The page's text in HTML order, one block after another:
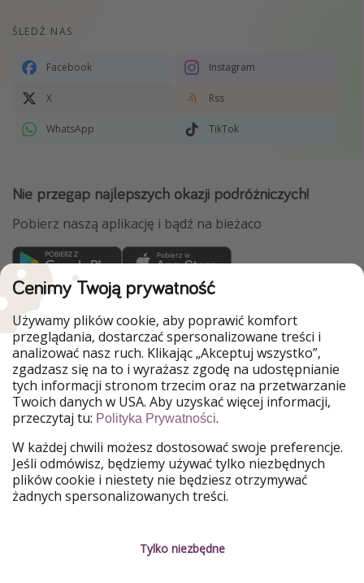
ŚLEDŹ NAS
Facebook Instagram
X Rss
WhatsApp TikTok
Nie przegap najlepszych okazji podróżniczych!
Pobierz naszą aplikację i bądź na bieżaco
WakacyjniPiraci są częścią Grupy HolidayPirates
Nasze rynki
PiratinViaggio
HolidayPirates
VakantiePiraten
VoyagesPirates
Ferienpiraten
Urlaubspiraten
Urlaubspiraten
ViajerosPiratas
TravelPirates
Nasza grupa
HolidayPirates Group
Poznaj nas! Informacje prawne
Cenimy Twoją prywatność
Używamy plików cookie, aby poprawić komfort
przeglądania, dostarczać spersonalizowane treści i
analizować nasz ruch. Klikając „Akceptuj wszystko”,
zgadzasz się na to i wyrażasz zgodę na udostępnianie
tych informacji stronom trzecim oraz na przetwarzanie
Twoich danych w USA. Aby uzyskać więcej informacji,
przeczytaj tu: Polityka Prywatności.
W każdej chwili możesz dostosować swoje preferencje.
Jeśli odmówisz, będziemy używać tylko niezbędnych
plików cookie i niestety nie będziesz otrzymywać
żadnych spersonalizowanych treści.
Tylko niezbędne